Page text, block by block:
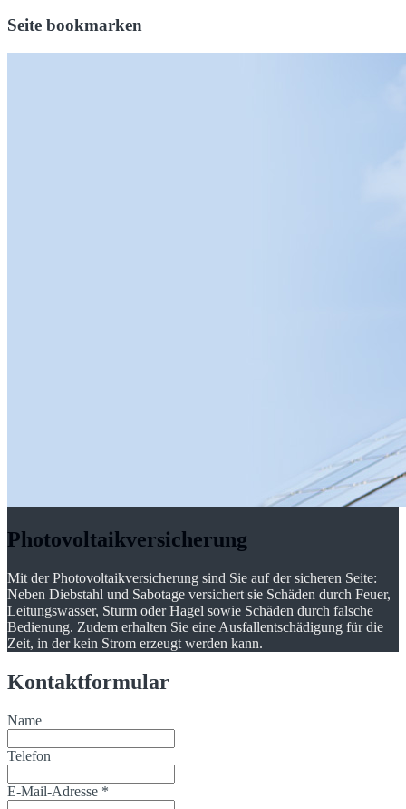
Seite bookmarken
Photovoltaikversicherung
Mit der Photovoltaikversicherung sind Sie auf der sicheren Seite:
Neben Diebstahl und Sabotage versichert sie Schäden durch Feuer,
Leitungswasser, Sturm oder Hagel sowie Schäden durch falsche
Bedienung. Zudem erhalten Sie eine Ausfallentschädigung für die
Zeit, in der kein Strom erzeugt werden kann.
Kontaktformular
Name
Telefon
E-Mail-Adresse *